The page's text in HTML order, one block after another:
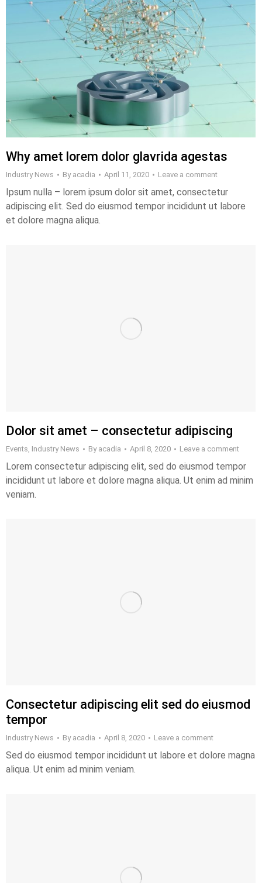
Why amet lorem dolor glavrida agestas
Industry News By acadia April 11, 2020 Leave a comment
Ipsum nulla – lorem ipsum dolor sit amet, consectetur
adipiscing elit. Sed do eiusmod tempor incididunt ut labore
et dolore magna aliqua.
Dolor sit amet – consectetur adipiscing
Events Industry News By acadia April 8, 2020 Leave a comment
Lorem consectetur adipiscing elit, sed do eiusmod tempor
incididunt ut labore et dolore magna aliqua. Ut enim ad minim
veniam.
Consectetur adipiscing elit sed do eiusmod
tempor
Industry News By acadia April 8, 2020 Leave a comment
Sed do eiusmod tempor incididunt ut labore et dolore magna
aliqua. Ut enim ad minim veniam.